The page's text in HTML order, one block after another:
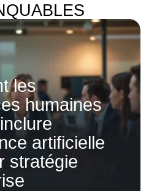
les
humaines
artificielle
stratégie